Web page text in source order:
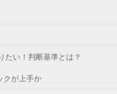
たい！判断基準とは？
クが上手か